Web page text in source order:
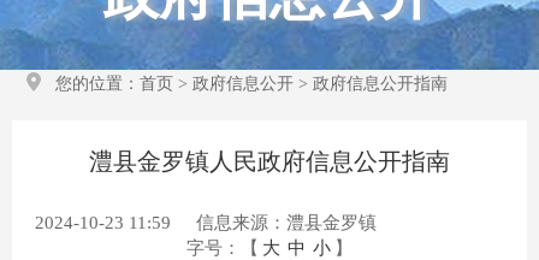
您的位置： 首页 > 政府信息公开 > 政府信息公开指南
澧县金罗镇人民政府信息公开指南
2024-10-23 11:59
信息来源：澧县金罗镇
字号：【 大 中 小 】